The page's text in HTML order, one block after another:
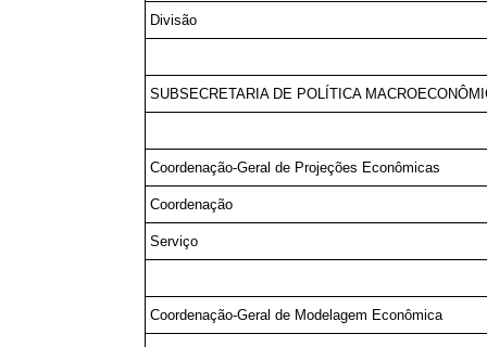
Divisão
SUBSECRETARIA DE POLÍTICA
Coordenação-Geral de Projeções Econômicas
Coordenação
Serviço
Coordenação-Geral de Modelagem Econômica